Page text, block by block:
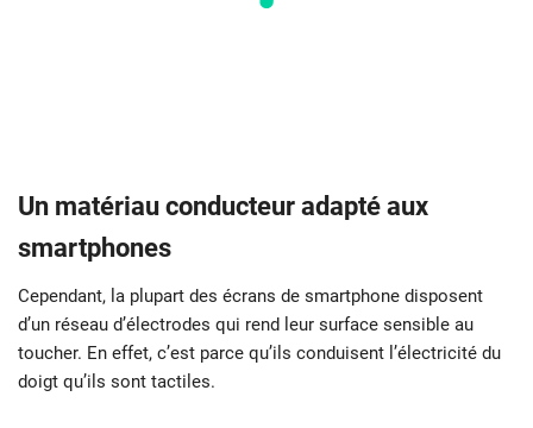
Un matériau conducteur adapté aux
smartphones
Cependant, la plupart des écrans de smartphone disposent
d’un réseau d’électrodes qui rend leur surface sensible au
toucher. En effet, c’est parce qu’ils conduisent l’électricité du
doigt qu’ils sont tactiles.